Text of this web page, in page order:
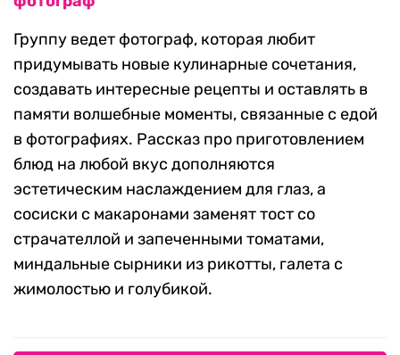
Группу ведет фотограф, которая любит
придумывать новые кулинарные сочетания,
создавать интересные рецепты и оставлять в
памяти волшебные моменты, связанные с едой
в фотографиях. Рассказ про приготовлением
блюд на любой вкус дополняются
эстетическим наслаждением для глаз, а
сосиски с макаронами заменят тост со
страчателлой и запеченными томатами,
миндальные сырники из рикотты, галета с
жимолостью и голубикой.